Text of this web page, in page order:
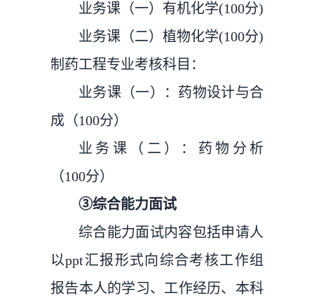
业务课（一）有机化学(100分)
业务课（二）植物化学(100分)
制药工程专业考核科目：
业务课（一）：药物设计与合
成（100分）
业务课（二）：药物分析
（100分）
③综合能力面试
综合能力面试内容包括申请人
以ppt汇报形式向综合考核工作组
报告本人的学习、工作经历、本科